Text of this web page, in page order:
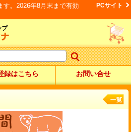
。2026年8月末まで有効
PCサイト
録はこちら お問い合せ
一覧